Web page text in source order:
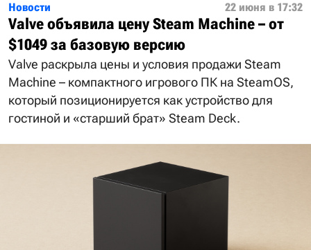
Новости 22 июня в 17:32
Valve объявила цену Steam Machine – от
$1049 за базовую версию
Valve раскрыла цены и условия продажи Steam
Machine – компактного игрового ПК на SteamOS,
который позиционируется как устройство для
гостиной и «старший брат» Steam Deck.